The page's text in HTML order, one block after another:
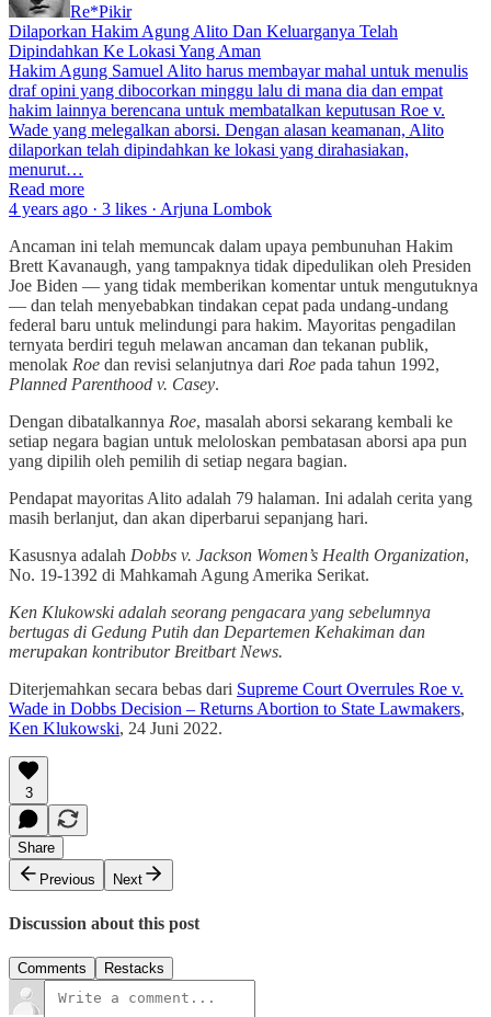
Re*Pikir
Dilaporkan Hakim Agung Alito Dan Keluarganya Telah
Dipindahkan Ke Lokasi Yang Aman
Hakim Agung Samuel Alito harus membayar mahal untuk menulis
draf opini yang dibocorkan minggu lalu di mana dia dan empat
hakim lainnya berencana untuk membatalkan keputusan Roe v.
Wade yang melegalkan aborsi. Dengan alasan keamanan, Alito
dilaporkan telah dipindahkan ke lokasi yang dirahasiakan,
menurut…
Read more
4 years ago · 3 likes · Arjuna Lombok
Ancaman ini telah memuncak dalam upaya pembunuhan Hakim
Brett Kavanaugh, yang tampaknya tidak dipedulikan oleh Presiden
Joe Biden — yang tidak memberikan komentar untuk mengutuknya
— dan telah menyebabkan tindakan cepat pada undang-undang
federal baru untuk melindungi para hakim. Mayoritas pengadilan
ternyata berdiri teguh melawan ancaman dan tekanan publik,
menolak Roe dan revisi selanjutnya dari Roe pada tahun 1992,
Planned Parenthood v. Casey.
Dengan dibatalkannya Roe, masalah aborsi sekarang kembali ke
setiap negara bagian untuk meloloskan pembatasan aborsi apa pun
yang dipilih oleh pemilih di setiap negara bagian.
Pendapat mayoritas Alito adalah 79 halaman. Ini adalah cerita yang
masih berlanjut, dan akan diperbarui sepanjang hari.
Kasusnya adalah Dobbs v. Jackson Women’s Health Organization,
No. 19-1392 di Mahkamah Agung Amerika Serikat.
Ken Klukowski adalah seorang pengacara yang sebelumnya
bertugas di Gedung Putih dan Departemen Kehakiman dan
merupakan kontributor Breitbart News.
Diterjemahkan secara bebas dari Supreme Court Overrules Roe v.
Wade in Dobbs Decision – Returns Abortion to State Lawmakers,
Ken Klukowski, 24 Juni 2022.
3
Share
Previous
Next
Discussion about this post
Comments Restacks